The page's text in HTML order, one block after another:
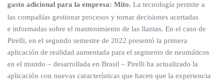
gasto adicional para la empresa: Mito. La tecnología permite a
las compañías gestionar procesos y tomar decisiones acertadas
e informadas sobre el mantenimiento de las llantas. En el caso de
Pirelli, en el segundo semestre de 2022 presentó la primera
aplicación de realidad aumentada para el segmento de neumáticos
en el mundo – desarrollada en Brasil – Pirelli ha actualizado la
aplicación con nuevas características que hacen que la experiencia